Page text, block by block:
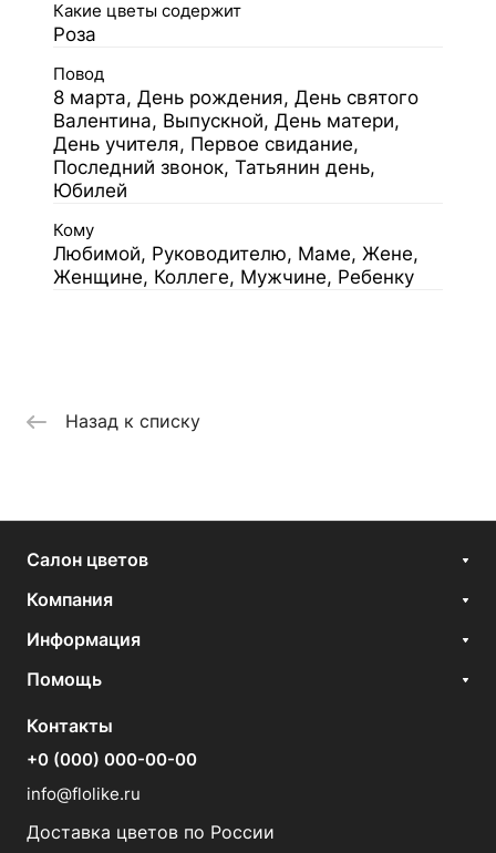
Какие цветы содержит
Роза
Повод
8 марта, День рождения, День святого
Валентина, Выпускной, День матери,
День учителя, Первое свидание,
Последний звонок, Татьянин день,
Юбилей
Кому
Любимой, Руководителю, Маме, Жене,
Женщине, Коллеге, Мужчине, Ребенку
Назад к списку
Салон цветов
Компания
Информация
Помощь
Контакты
+0 (000) 000-00-00
info@flolike.ru
Доставка цветов по России